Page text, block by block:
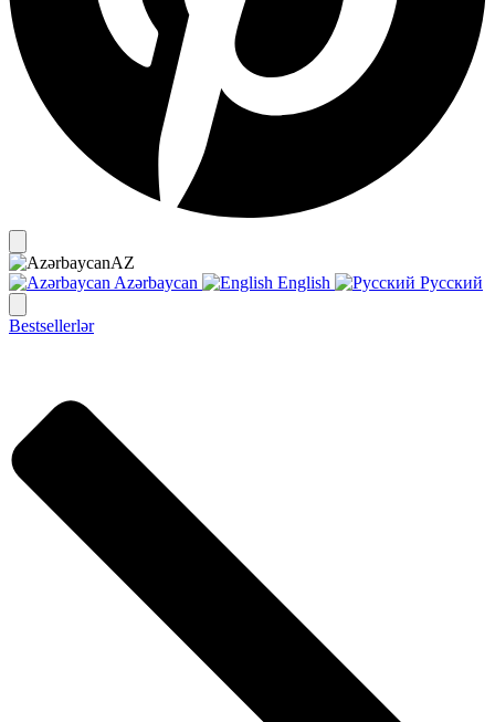
AZ
Azərbaycan
English Русский
Bestsellerlər